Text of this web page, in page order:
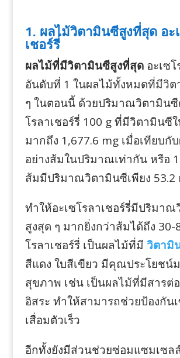
1. ผลไม้วิตามินซีสูงที่สุด อะ
เชอร์รี่
ผลไม้ที่มีวิตามินซีสูงที่สุดอะเซโ
อันดับที่ 1 ในผลไม้ทั้งหมดที่มีวิ
ๆ ในตอนนี้ ด้วยปริมาณวิตามินซี
โรลาเชอร์รี่ 100 g ที่มีวิตามินซี
มากถึง 1,677.6 mg เมื่อเทียบกั
อย่างส้มในปริมาณเท่ากัน หรือ
ส้มมีปริมาณวิตามินซีเพียง 53.2
ทำให้อะเซโรลาเชอร์รี่มีปริมา
สูงสุด ๆ มากยิ่งกว่าส้มได้ถึง 30-
โรลาเชอร์รี่ เป็นผลไม้ที่มี วิตามิ
สีแดง ใบสีเขียว มีคุณประโยชน์
สุขภาพ เช่น เป็นผลไม้ที่มีสารต่
อิสระ ทำให้สามารถช่วยป้องกัน
เสื่อมตัวเร็ว
อีกทั้งยังมีส่วนช่วยซ่อมแซมเซล